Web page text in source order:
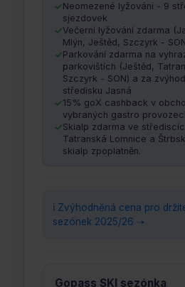
Neomezené lyžování - 9
sjezdovek
Večerní lyžování zdarma
Mlýn, Ještěd, Szczyrk -
Parkování zdarma na
parkovištích (Ještěd,
Szczyrk - SON) a za
středisku Jasná
15% goX cashback v
vybraných gastro
Skialp zdarma ve
Tatranská Lomnice a
skialp zpoplatněn.
ℹ️ Zvýhodněná cena pro
sezónek 2025/26 ➝
Gopass SKI sezónka